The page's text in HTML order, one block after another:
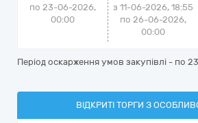
по 23-06-2026,
00:00
з 11-06-2026, 18:55
по 26-06-2026,
00:00
Період оскарження умов закупівлі - по
ВІДКРИТІ ТОРГИ З